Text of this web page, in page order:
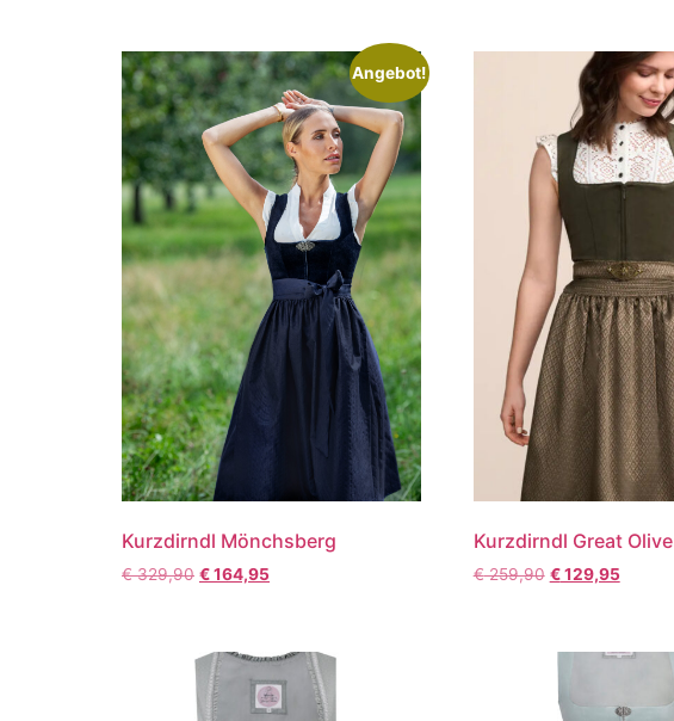
Angebot!
Kurzdirndl Mönchsberg
€329,90 €164,95
Kurzdirndl Great Olive
€259,90 €129,95